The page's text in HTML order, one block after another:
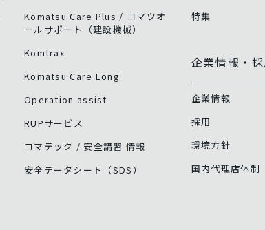
Komatsu Care Plus / コマツオ
ールサポート（建設機械）
Komtrax
Komatsu Care Long
Operation assist
RUPサービス
コマテック / 安全講習 情報
安全データシート（SDS）
特集
企業情報・
企業情報
採用
環境方針
国内代理店体制